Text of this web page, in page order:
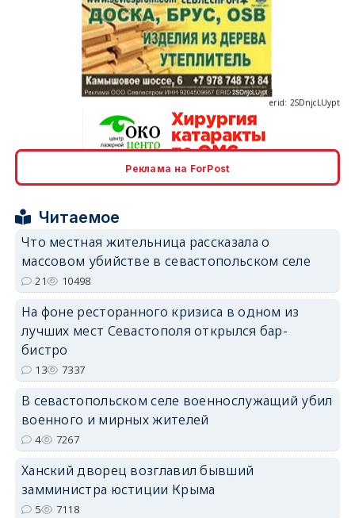
erid: 2SDnjdvhGXG
Реклама на ForPost
Читаемое
Что местная жительница рассказала о
массовом убийстве в севастопольском селе
21 10498
На фоне ресторанного кризиса в одном из
лучших мест Севастополя открылся бар-
бистро
13 7337
В севастопольском селе военнослужащий убил
военного и мирных жителей
4 7267
Ханский дворец возглавил бывший
замминистра юстиции Крыма
5 7118